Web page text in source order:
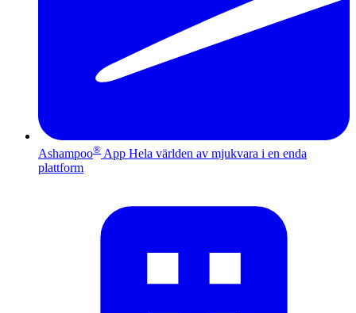
Ashampoo® App Hela världen av mjukvara i en enda
plattform